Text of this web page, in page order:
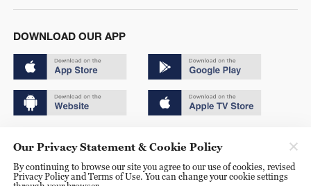
DOWNLOAD OUR APP
京ICP备20000184号
京公网安备 11010502050052号
Our Privacy Statement & Cookie Policy
By continuing to browse our site you agree to our use of cookies, revised
Privacy Policy and Terms of Use. You can change your cookie settings